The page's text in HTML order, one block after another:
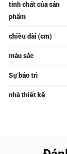
tính chất của sản
phẩm
chiều dài (cm)
màu sắc
Sự bảo trì
nhà thiết kế